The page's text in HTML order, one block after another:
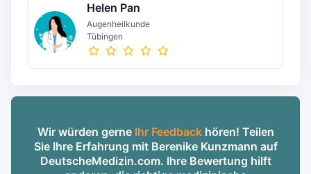
Helen Pan
Augenheilkunde
Tübingen
Wir würden gerne Ihr Feedbackhören! Teilen
Sie Ihre Erfahrung mit Berenike Kunzmann auf
DeutscheMedizin.com. Ihre Bewertung hilft